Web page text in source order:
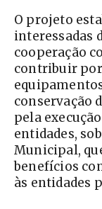
O projeto
interessadas
cooperação
contribuir por
conservação
pela
entidades,
Municipal,
benefícios
às entidades